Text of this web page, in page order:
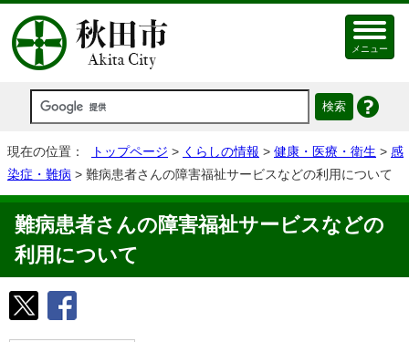
メニュー
現在の位置： トップページ > くらしの情報 > 健康・医療・衛生 > 感
染症・難病 > 難病患者さんの障害福祉サービスなどの利用について
難病患者さんの障害福祉サービスなどの
利用について